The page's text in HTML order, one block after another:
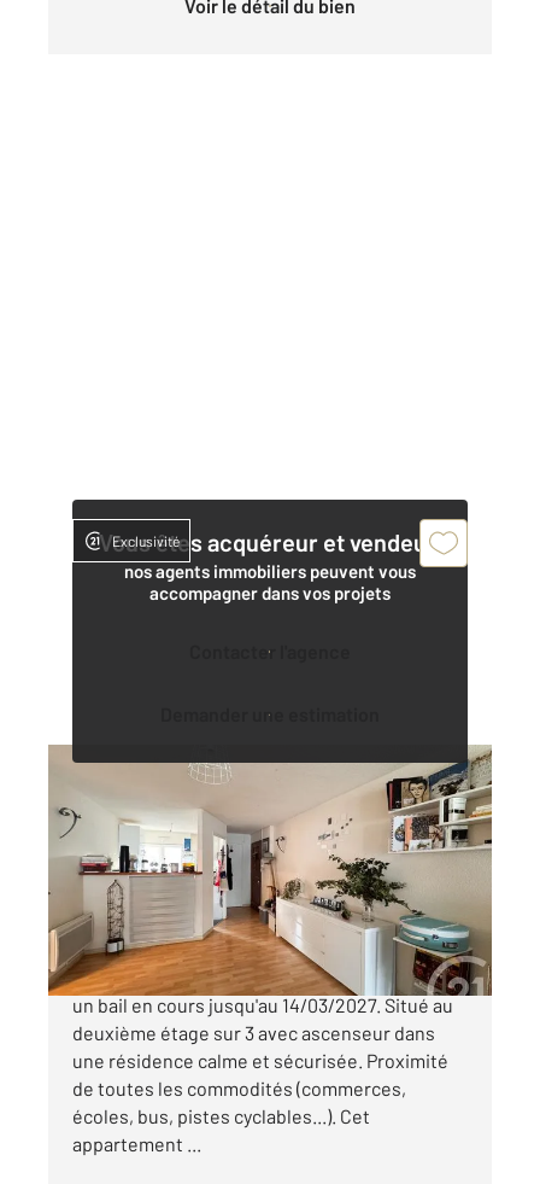
Voir le détail du bien
Vous êtes acquéreur et vendeur,
nos agents immobiliers peuvent vous
accompagner dans vos projets
Contacter l'agence
Demander une estimation
Exclusivité
62 m
Ref : 3236
Appartement T3 à vendre
222 000 €
VANNES - Centre-ville Appartement loué avec
un bail en cours jusqu'au 14/03/2027. Situé au
deuxième étage sur 3 avec ascenseur dans
une résidence calme et sécurisée. Proximité
de toutes les commodités (commerces,
écoles, bus, pistes cyclables...). Cet
appartement ...